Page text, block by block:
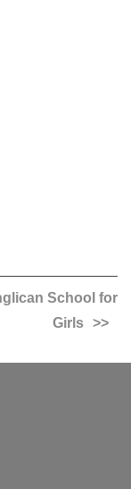
School for
Girls